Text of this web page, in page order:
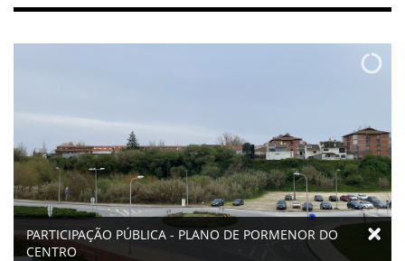
PARTICIPAÇÃO PÚBLICA - PLANO DE PORMENOR DO
CENTRO